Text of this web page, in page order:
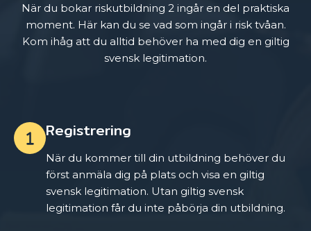
När du bokar riskutbildning 2 ingår en del praktiska
moment. Här kan du se vad som ingår i risk tvåan.
Kom ihåg att du alltid behöver ha med dig en giltig
svensk legitimation.
Registrering
När du kommer till din utbildning behöver du
först anmäla dig på plats och visa en giltig
svensk legitimation. Utan giltig svensk
legitimation får du inte påbörja din utbildning.